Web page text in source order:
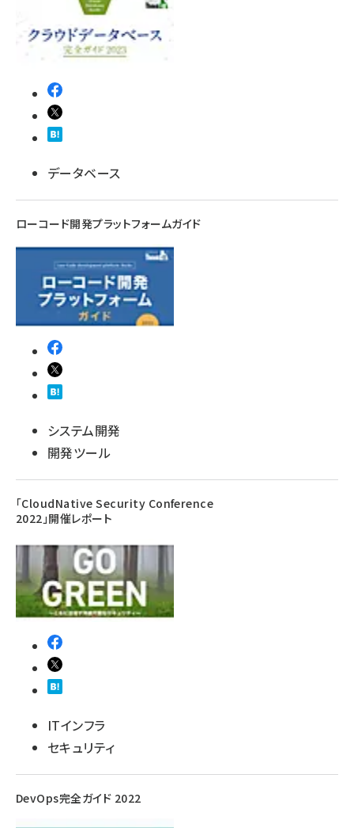
データベース
ローコード開発プラットフォームガイド
システム開発
開発ツール
「CloudNative Security Conference
2022」開催レポート
ITインフラ
セキュリティ
DevOps完全ガイド 2022